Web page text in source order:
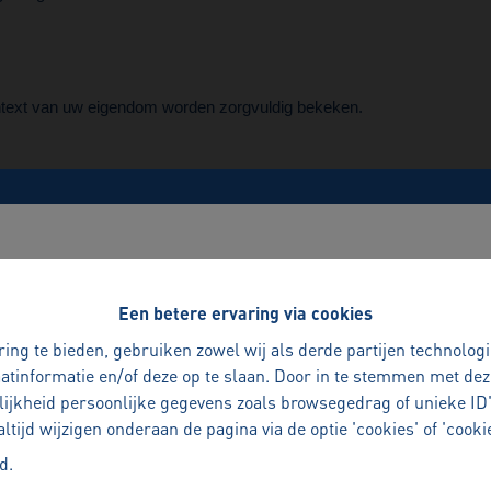
Een betere ervaring via cookies
te bieden, gebruiken zowel wij als derde partijen
en/of deze op te slaan. Door in te stemmen met
persoonlijke gegevens zoals browsegedrag of unieke
wijzigen onderaan de pagina via de optie 'cookies' of
.
van uw eigendom worden zorgvuldig bekeken.
om nuances correct in te schatten.
en actuele marktgegevens om tot een realistische
ook inzicht in mogelijke positionering en timing.
op zich.
beslissing.
Met vertrouwen verkopen
uw woning verkopen is een belangrijke beslissing
en doordacht, zodat u met rust en zekerheid elke